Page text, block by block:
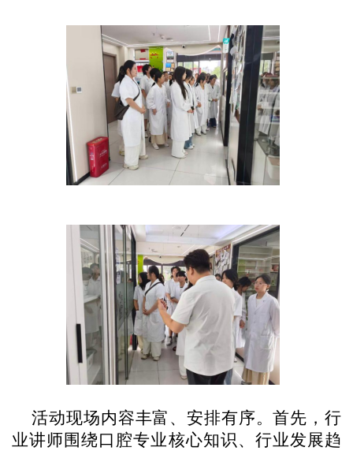
活动现场内容丰富、安排有序。首先，行
业讲师围绕口腔专业核心知识、行业发展趋